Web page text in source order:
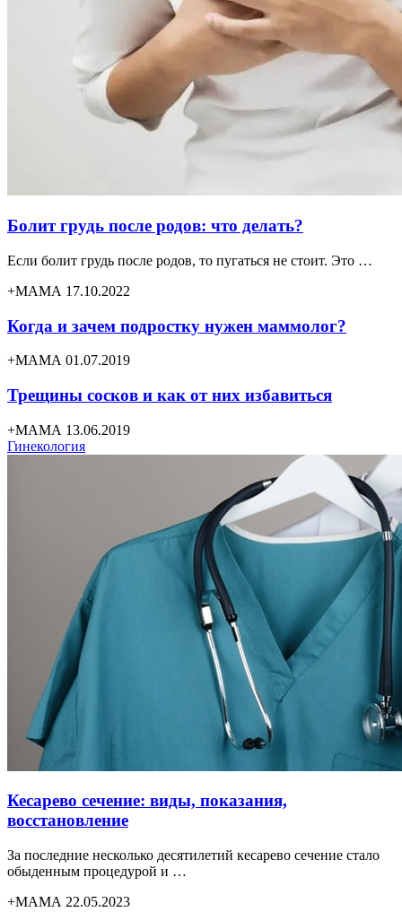
Болит грудь после родов: что делать?
Если болит грудь после родов, то пугаться не стоит. Это …
+МАМА 17.10.2022
Когда и зачем подростку нужен маммолог?
+МАМА 01.07.2019
Трещины сосков и как от них избавиться
+МАМА 13.06.2019
Гинекология
Кесарево сечение: виды, показания,
восстановление
За последние несколько десятилетий кесарево сечение стало
обыденным процедурой и …
+МАМА 22.05.2023